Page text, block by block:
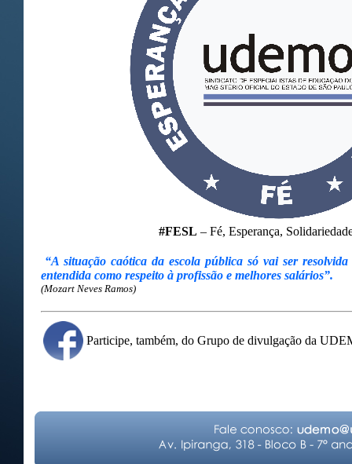
#FESL – Fé, Esperança,
“A situação caótica da escola pública só vai ser
entendida como respeito à profissão e melhores salários”.
(Mozart Neves Ramos)
Participe, também, do Grupo de divulgação da